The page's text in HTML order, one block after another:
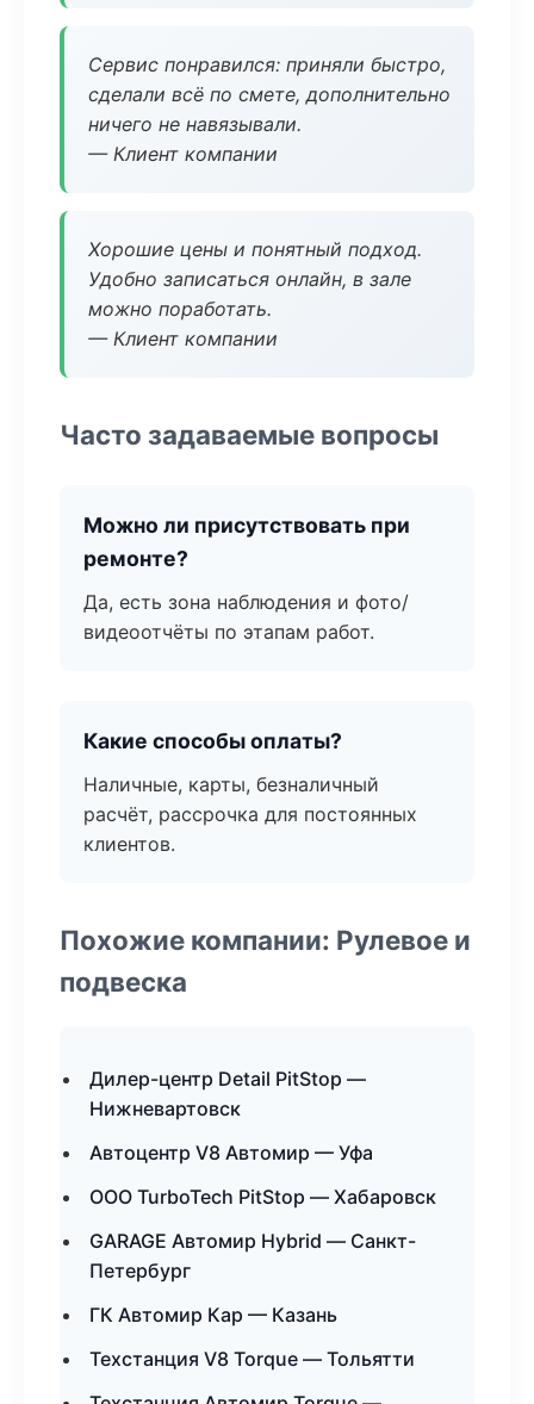
Сервис понравился: приняли быстро,
сделали всё по смете, дополнительно
ничего не навязывали.
— Клиент компании
Хорошие цены и понятный подход.
Удобно записаться онлайн, в зале
можно поработать.
— Клиент компании
Часто задаваемые вопросы
Можно ли присутствовать при
ремонте?
Да, есть зона наблюдения и фото/
видеоотчёты по этапам работ.
Какие способы оплаты?
Наличные, карты, безналичный
расчёт, рассрочка для постоянных
клиентов.
Похожие компании: Рулевое и
подвеска
Дилер-центр Detail PitStop —
Нижневартовск
Автоцентр V8 Автомир — Уфа
ООО TurboTech PitStop — Хабаровск
GARAGE Автомир Hybrid — Санкт-
Петербург
ГК Автомир Кар — Казань
Техстанция V8 Torque — Тольятти